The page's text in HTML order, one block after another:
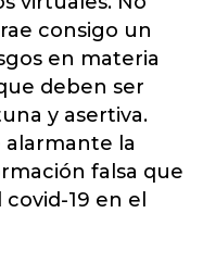
consigo un
en materia
deben ser
y asertiva.
alarmante la
falsa que
19 en el